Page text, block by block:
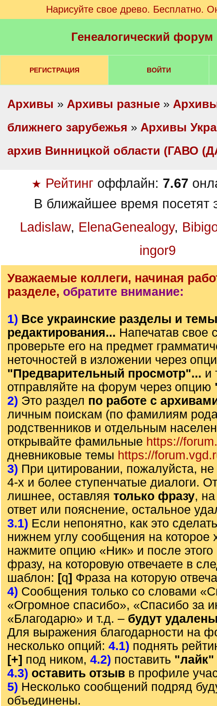
Нарисуйте свое древо. Бесплатно.
Генеалогический
РЕГИСТРАЦИЯ ВОЙТИ
Архивы » Архивы разные »
ближнего зарубежья » Архивы
архив Винницкой области (ГАВО
★ Рейтинг оффлайн: 7.67
В ближайшее время посетят
Ladislaw, ElenaGenealogy,
ingor9
Уважаемые коллеги, начиная
разделе, обратите внимание:
1) Все украинские разделы и
редактирования... Напечатав свое
проверьте его на предмет
неточностей в изложении через
"Предварительный просмотр"... и
отправляйте на форум через опцию
2) Это раздел по работе с
личным поискам (по фамилиям
родственников и отдельным
открывайте фамильные https://
дневниковые темы https://
3) При цитировании, пожалуйста, не
4-х и более ступенчатые диалоги.
лишнее, оставляя только фразу,
ответ или пояснение, остальное
3.1) Если непонятно, как это
нижнем углу сообщения на которое
нажмите опцию «Ник» и после этого
фразу, на которовую отвечаете в
шаблон: [q] Фраза на которую
4) Сообщения только со словами
«Огромное спасибо», «Спасибо за
«Благодарю» и т.д. – будут
Для выражения благодарности на
несколько опций: 4.1) поднять
[+] под ником, 4.2) поставить "лайк"
4.3) оставить отзыв в профиле
5) Несколько сообщений подряд
объединены.